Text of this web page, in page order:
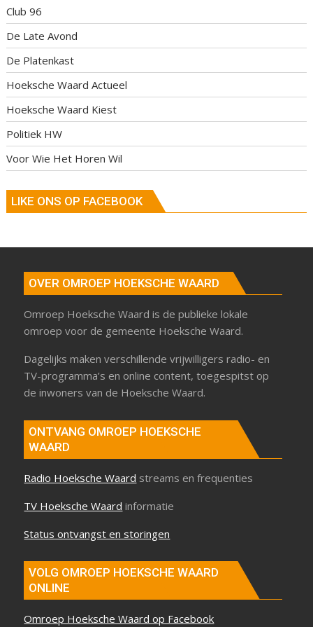
Club 96
De Late Avond
De Platenkast
Hoeksche Waard Actueel
Hoeksche Waard Kiest
Politiek HW
Voor Wie Het Horen Wil
LIKE ONS OP FACEBOOK
OVER OMROEP HOEKSCHE WAARD
Omroep Hoeksche Waard is de publieke lokale
omroep voor de gemeente Hoeksche Waard.
Dagelijks maken verschillende vrijwilligers radio- en
TV-programma’s en online content, toegespitst op
de inwoners van de Hoeksche Waard.
ONTVANG OMROEP HOEKSCHE
WAARD
Radio Hoeksche Waard streams en frequenties
TV Hoeksche Waard informatie
Status ontvangst en storingen
VOLG OMROEP HOEKSCHE WAARD
ONLINE
Omroep Hoeksche Waard op Facebook